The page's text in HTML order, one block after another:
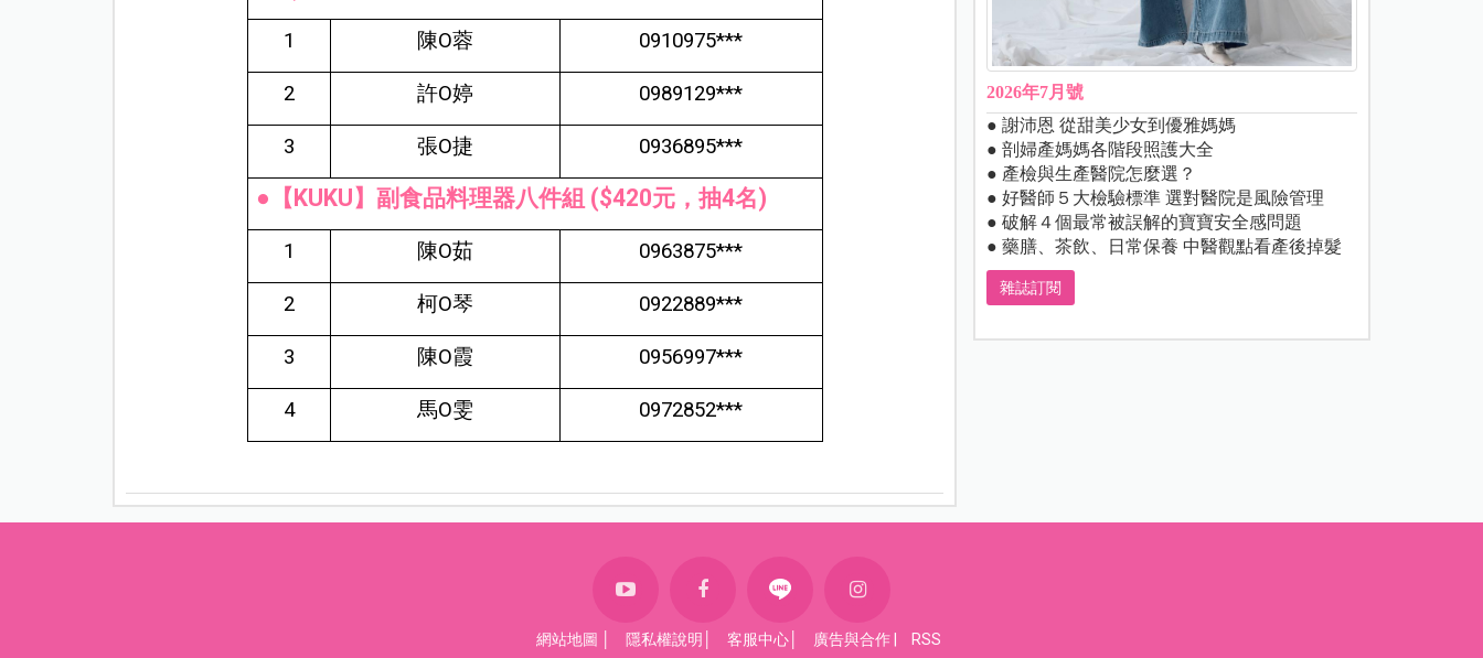
1 陳O蓉 0910975***
2 許O婷 0989129***
3 張O捷 0936895***
●【KUKU】副食品料理器八件組 ($420元，抽4名)
1 陳O茹 0963875***
2 柯O琴 0922889***
3 陳O霞 0956997***
4 馬O雯 0972852***
2026年7月號
● 謝沛恩 從甜美少女到優雅媽媽
● 剖婦產媽媽各階段照護大全
● 產檢與生產醫院怎麼選？
● 好醫師５大檢驗標準 選對醫院是風險管理
● 破解４個最常被誤解的寶寶安全感問題
● 藥膳、茶飲、日常保養 中醫觀點看產後掉髮
雜誌訂閱
網站地圖 隱私權說明 客服中心 廣告與合作 RSS